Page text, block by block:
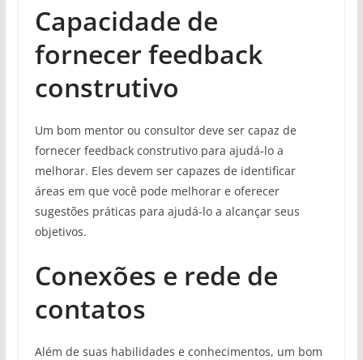
Capacidade de
fornecer feedback
construtivo
Um bom mentor ou consultor deve ser capaz de
fornecer feedback construtivo para ajudá-lo a
melhorar. Eles devem ser capazes de identificar
áreas em que você pode melhorar e oferecer
sugestões práticas para ajudá-lo a alcançar seus
objetivos.
Conexões e rede de
contatos
Além de suas habilidades e conhecimentos, um bom